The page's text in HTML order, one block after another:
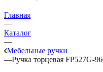
Главная
—
Каталог
—
Мебельные ручки
—Ручка торцевая FP527G-